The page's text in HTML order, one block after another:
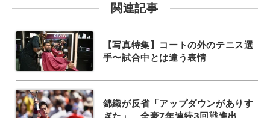
関連記事
【写真特集】コートの外のテニス選
手〜試合中とは違う表情
錦織が反省「アップダウンがありす
ぎた」、全豪7年連続3回戦進出